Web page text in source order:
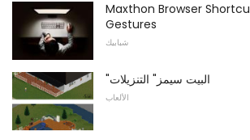
Maxthon Browser
Gestures
شبابيك
"البيت سيمز" التنزيلات
الألعاب